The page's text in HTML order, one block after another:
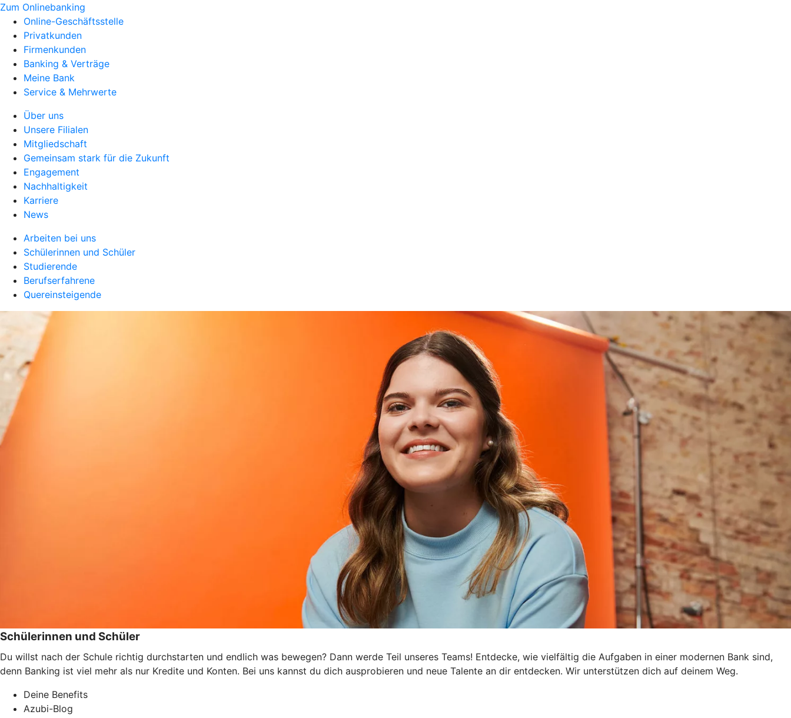
Zum Onlinebanking
Online-Geschäftsstelle
Privatkunden
Firmenkunden
Banking & Verträge
Meine Bank
Service & Mehrwerte
Über uns
Unsere Filialen
Mitgliedschaft
Gemeinsam stark für die Zukunft
Engagement
Nachhaltigkeit
Karriere
News
Arbeiten bei uns
Schülerinnen und Schüler
Studierende
Berufserfahrene
Quereinsteigende
Schülerinnen und Schüler
Du willst nach der Schule richtig durchstarten und endlich was bewegen? Dann werde Teil unseres Teams! Entdecke, wie vielfältig die Aufgaben in einer modernen Bank sind,
denn Banking ist viel mehr als nur Kredite und Konten. Bei uns kannst du dich ausprobieren und neue Talente an dir entdecken. Wir unterstützen dich auf deinem Weg.
Deine Benefits
Azubi-Blog